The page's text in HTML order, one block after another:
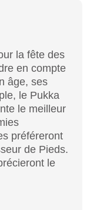
la fête des
en compte
âge, ses
le Pukka
le meilleur
préféreront
de Pieds.
le